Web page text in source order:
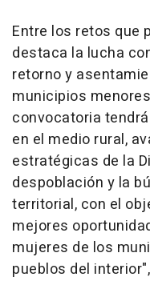
Entre los retos que
destaca la lucha
retorno y
municipios
convocatoria
en el medio rural,
estratégicas de la
despoblación y la
territorial, con el
mejores
mujeres de los
pueblos del